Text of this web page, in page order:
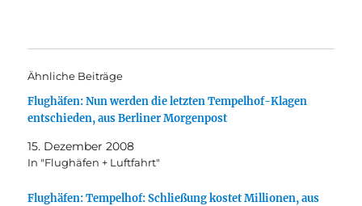
Ähnliche Beiträge
Flughäfen: Nun werden die letzten Tempelhof-Klagen
entschieden, aus Berliner Morgenpost
15. Dezember 2008
In "Flughäfen + Luftfahrt"
Flughäfen: Tempelhof: Schließung kostet Millionen, aus